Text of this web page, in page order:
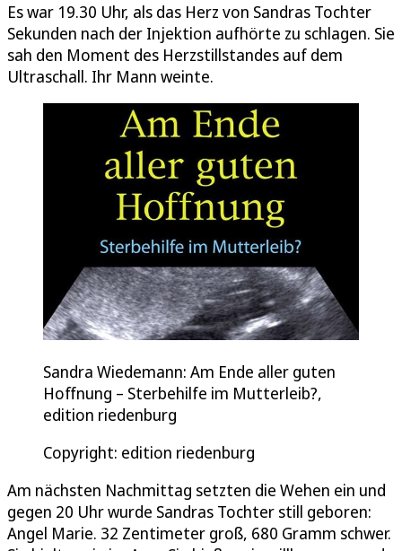
Es war 19.30 Uhr, als das Herz von Sandras Tochter
Sekunden nach der Injektion aufhörte zu schlagen. Sie
sah den Moment des Herzstillstandes auf dem
Ultraschall. Ihr Mann weinte.
Sandra Wiedemann: Am Ende aller guten
Hoffnung – Sterbehilfe im Mutterleib?,
edition riedenburg
Copyright: edition riedenburg
Am nächsten Nachmittag setzten die Wehen ein und
gegen 20 Uhr wurde Sandras Tochter still geboren:
Angel Marie. 32 Zentimeter groß, 680 Gramm schwer.